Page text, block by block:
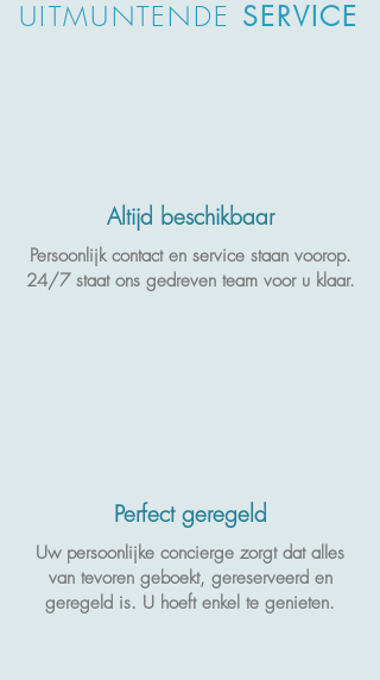
UITMUNTENDE SERVICE
Altijd beschikbaar
Persoonlijk contact en service staan voorop.
24/7 staat ons gedreven team voor u klaar.
Perfect geregeld
Uw persoonlijke concierge zorgt dat alles
van tevoren geboekt, gereserveerd en
geregeld is. U hoeft enkel te genieten.